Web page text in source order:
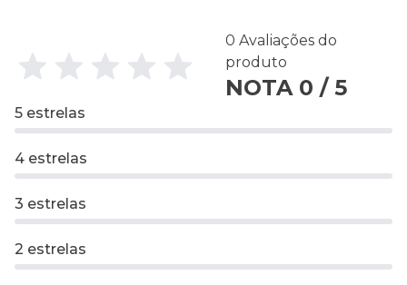
0 Avaliações do
produto
NOTA 0 / 5
5 estrelas
4 estrelas
3 estrelas
2 estrelas